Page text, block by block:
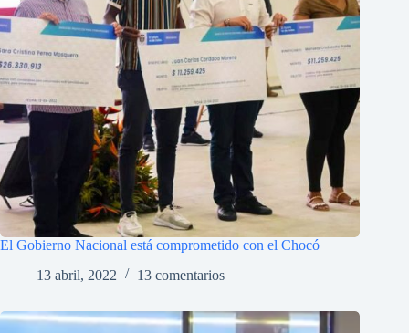
El Gobierno Nacional está comprometido con el Chocó
13 abril, 2022
13 comentarios